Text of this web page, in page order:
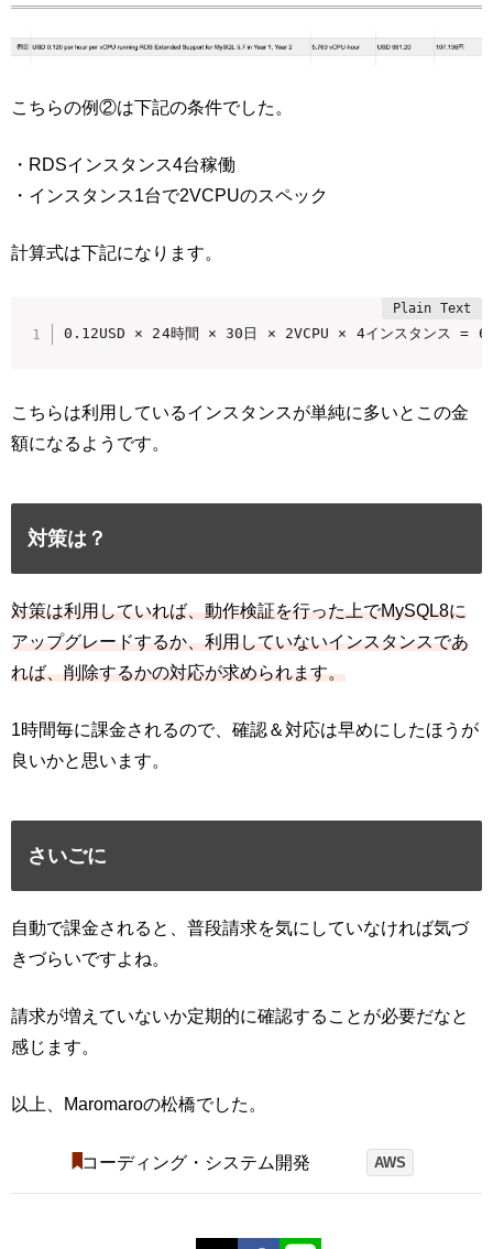
こちらの例②は下記の条件でした。
・RDSインスタンス4台稼働
・インスタンス1台で2VCPUのスペック
計算式は下記になります。
0.12USD × 24時間 × 30日 × 2VCPU × 4インスタンス =
こちらは利用しているインスタンスが単純に多いとこの金
額になるようです。
対策は？
対策は利用していれば、動作検証を行った上でMySQL8に
アップグレードするか、利用していないインスタンスであ
れば、削除するかの対応が求められます。
1時間毎に課金されるので、確認＆対応は早めにしたほうが
良いかと思います。
さいごに
自動で課金されると、普段請求を気にしていなければ気づ
きづらいですよね。
請求が増えていないか定期的に確認することが必要だなと
感じます。
以上、Maromaroの松橋でした。
コーディング・システム開発 AWS